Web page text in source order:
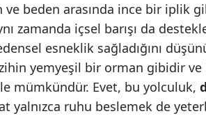
Batman
Şırnak
Bartın
Ardahan
ve beden arasında ince bir iplik
zamanda içsel barışı da
esneklik sağladığını
yemyeşil bir orman gibidir ve
mümkündür. Evet, bu yolculuk,
yalnızca ruhu beslemek de